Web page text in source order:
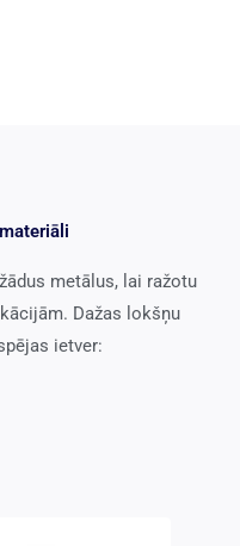
metālus, lai ražotu
Dažas lokšņu
ietver: